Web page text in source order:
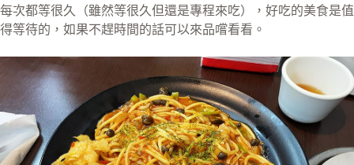
每次都等很久（雖然等很久但還是專程來吃），好吃的美食是值
得等待的，如果不趕時間的話可以來品嚐看看。